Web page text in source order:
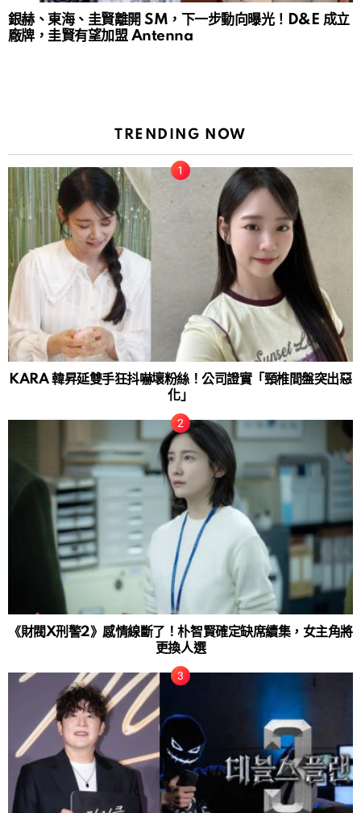
銀赫、東海、圭賢離開 SM，下一步動向曝光！D&E 成立
廠牌，圭賢有望加盟 Antenna
TRENDING NOW
KARA 韓昇延雙手狂抖嚇壞粉絲！公司證實「頸椎間盤突出惡
化」
《財閥X刑警2》感情線斷了！朴智賢確定缺席續集，女主角將
更換人選